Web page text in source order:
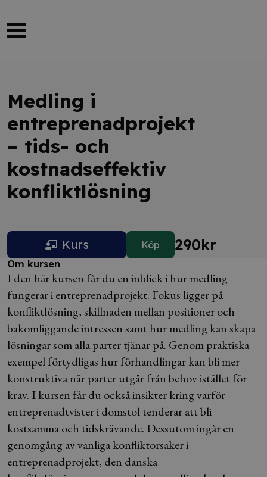
Medling i
entreprenadprojekt
– tids- och
kostnadseffektiv
konfliktlösning
Kurs Köp 290kr
Om kursen
I den här kursen får du en inblick i hur medling
fungerar i entreprenadprojekt. Fokus ligger på
konfliktlösning, skillnaden mellan positioner och
bakomliggande intressen samt hur medling kan skapa
lösningar som alla parter tjänar på. Genom praktiska
exempel förtydligas hur förhandlingar kan bli mer
konstruktiva när parter utgår från behov istället för
krav. I kursen får du också insikter kring varför
entreprenadtvister i domstol tenderar att bli
kostsamma och tidskrävande. Dessutom ingår en
genomgång av vanliga konfliktorsaker i
entreprenadprojekt, den danska